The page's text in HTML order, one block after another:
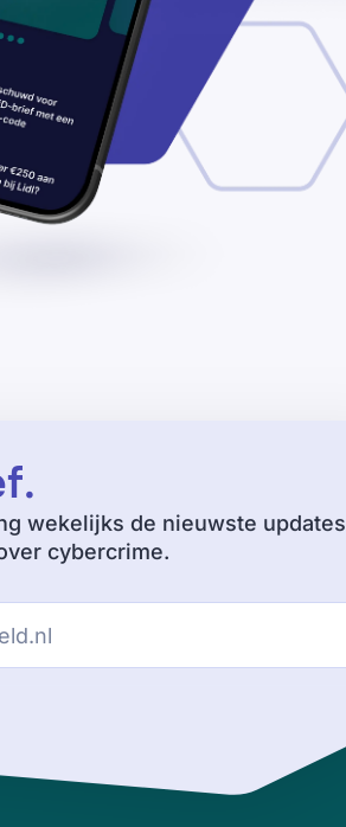
.
wekelijks de nieuwste updates
cybercrime.